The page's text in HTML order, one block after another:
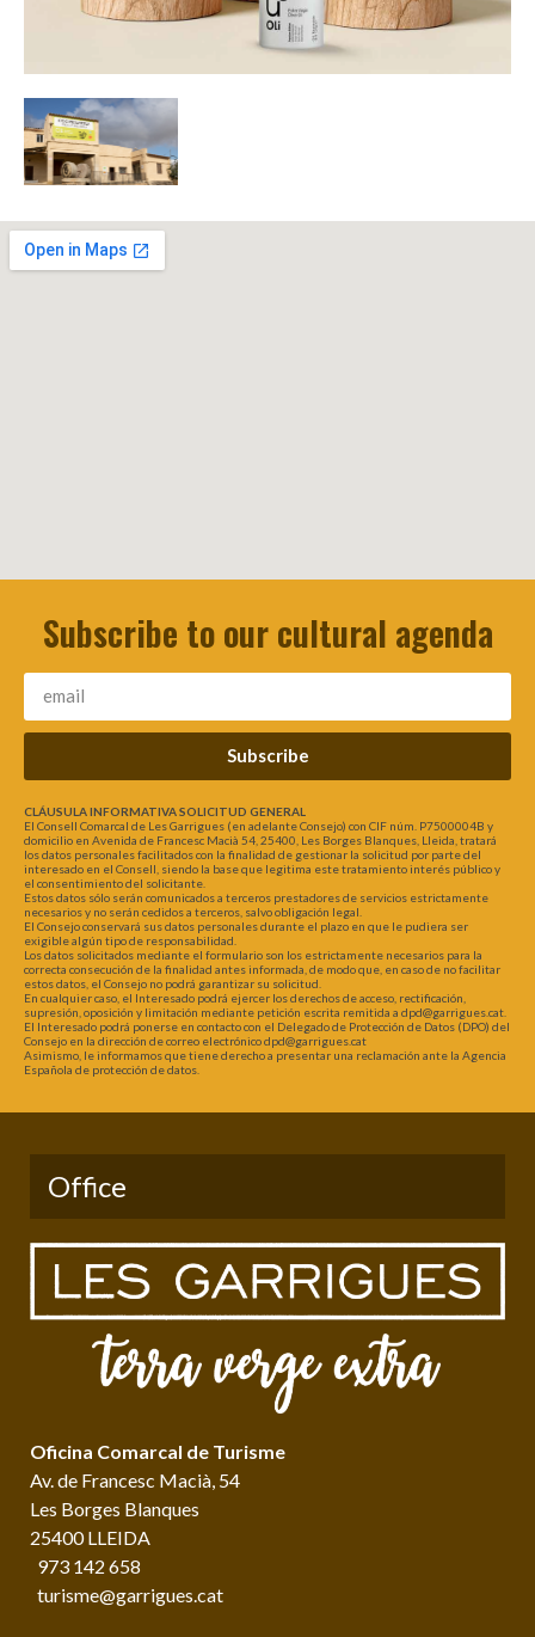
Subscribe to our cultural agenda
Subscribe
CLÁUSULA INFORMATIVA SOLICITUD GENERAL
El Consell Comarcal de Les Garrigues (en adelante Consejo) con CIF núm. P7500004B y
domicilio en Avenida de Francesc Macià 54, 25400, Les Borges Blanques, Lleida, tratará
los datos personales facilitados con la finalidad de gestionar la solicitud por parte del
interesado en el Consell, siendo la base que legitima este tratamiento interés público y
el consentimiento del solicitante.
Estos datos sólo serán comunicados a terceros prestadores de servicios estrictamente
necesarios y no serán cedidos a terceros, salvo obligación legal.
El Consejo conservará sus datos personales durante el plazo en que le pudiera ser
exigible algún tipo de responsabilidad.
Los datos solicitados mediante el formulario son los estrictamente necesarios para la
correcta consecución de la finalidad antes informada, de modo que, en caso de no facilitar
estos datos, el Consejo no podrá garantizar su solicitud.
En cualquier caso, el Interesado podrá ejercer los derechos de acceso, rectificación,
supresión, oposición y limitación mediante petición escrita remitida a dpd@garrigues.cat.
El Interesado podrá ponerse en contacto con el Delegado de Protección de Datos (DPO) del
Consejo en la dirección de correo electrónico dpd@garrigues.cat
Asimismo, le informamos que tiene derecho a presentar una reclamación ante la Agencia
Española de protección de datos.
Office
Oficina Comarcal de Turisme
Av. de Francesc Macià, 54
Les Borges Blanques
25400 LLEIDA
973 142 658
turisme@garrigues.cat